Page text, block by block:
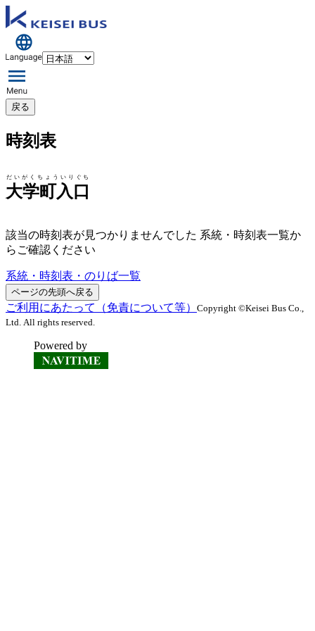
戻る
時刻表
大学町入口
だいがくちょういりぐち
該当の時刻表が見つかりませんでした 系統・時刻表一覧か
らご確認ください
系統・時刻表・のりば一覧
ページの先頭へ戻る
ご利用にあたって（免責について等） Copyright ©Keisei Bus Co.,
Ltd. All rights reserved.
Powered by